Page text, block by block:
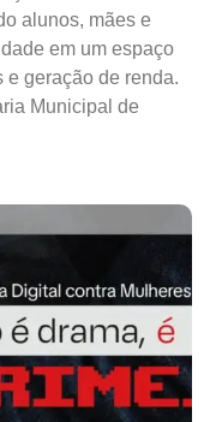
alunos, mães e
em um espaço
geração de renda.
Municipal de